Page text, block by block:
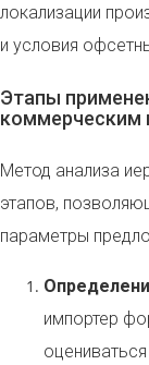
локализации
и условия
Этапы
коммерческим
Метод анализа
этапов,
параметры
импортер